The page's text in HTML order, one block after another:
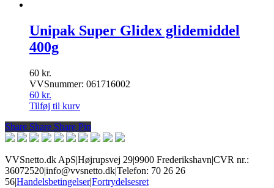
Unipak Super Glidex glidemiddel
400g
60 kr.
VVSnummer: 061716002
60 kr.
Tilføj til kurv
Share
Share Share Share Pin
VVSnetto.dk ApS|Højrupsvej 29|9900 Frederikshavn|CVR nr.:
36072520|info@vvsnetto.dk|Telefon: 70 26 26
56|Handelsbetingelser|Fortrydelsesret